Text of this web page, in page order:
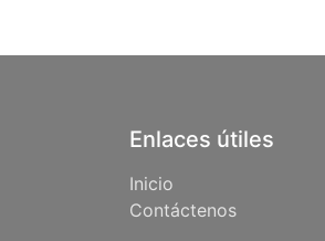
Enlaces útiles
Inicio
Contáctenos